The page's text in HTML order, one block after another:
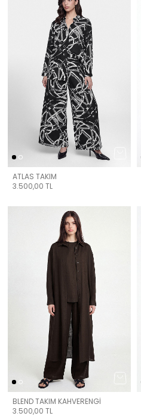
ATLAS TAKIM
3.500,00 TL
BLEND TAKIM KAHVERENGİ
3.500,00 TL